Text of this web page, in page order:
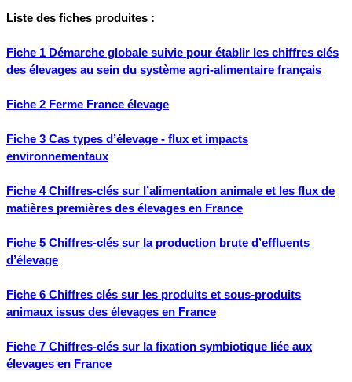
Liste des fiches produites :
Fiche 1 Démarche globale suivie pour établir les chiffres clés
des élevages au sein du système agri-alimentaire français
Fiche 2 Ferme France élevage
Fiche 3 Cas types d’élevage - flux et impacts
environnementaux
Fiche 4 Chiffres-clés sur l’alimentation animale et les flux de
matières premières des élevages en France
Fiche 5 Chiffres-clés sur la production brute d’effluents
d’élevage
Fiche 6 Chiffres clés sur les produits et sous-produits
animaux issus des élevages en France
Fiche 7 Chiffres-clés sur la fixation symbiotique liée aux
élevages en France